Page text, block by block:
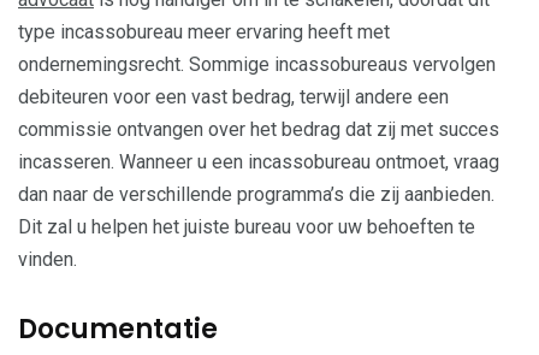
type incassobureau meer ervaring heeft met
ondernemingsrecht. Sommige incassobureaus vervolgen
debiteuren voor een vast bedrag, terwijl andere een
commissie ontvangen over het bedrag dat zij met succes
incasseren. Wanneer u een incassobureau ontmoet, vraag
dan naar de verschillende programma’s die zij aanbieden.
Dit zal u helpen het juiste bureau voor uw behoeften te
vinden.
Documentatie